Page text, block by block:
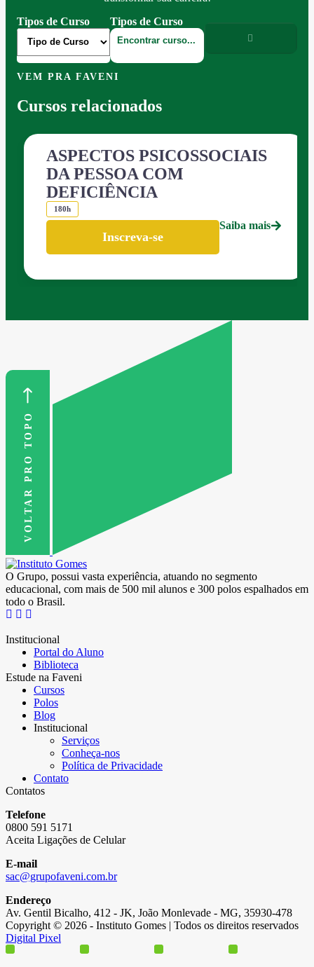
Tipos de Curso
Tipos de Curso
VEM PRA FAVENI
Cursos relacionados
ASPECTOS PSICOSSOCIAIS
DA PESSOA COM
DEFICIÊNCIA
180h
Inscreva-se
Saiba mais
VOLTAR PRO TOPO
O Grupo, possui vasta experiência, atuando no segmento
educacional, com mais de 500 mil alunos e 300 polos espalhados em
todo o Brasil.
Institucional
Portal do Aluno
Biblioteca
Estude na Faveni
Cursos
Polos
Blog
Institucional
Serviços
Conheça-nos
Política de Privacidade
Contato
Contatos
Telefone
0800 591 5171
Aceita Ligações de Celular
E-mail
sac@grupofaveni.com.br
Endereço
Av. Gentil Bicalho, 412 - JK, João Monlevade - MG, 35930-478
Copyright © 2026 - Instituto Gomes | Todos os direitos reservados
Digital Pixel